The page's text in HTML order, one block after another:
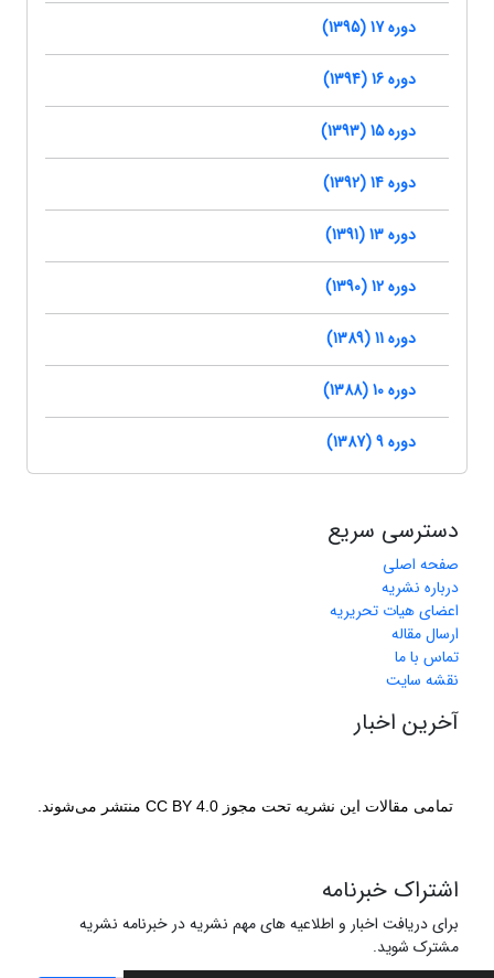
دوره 17 (1395)
دوره 16 (1394)
دوره 15 (1393)
دوره 14 (1392)
دوره 13 (1391)
دوره 12 (1390)
دوره 11 (1389)
دوره 10 (1388)
دوره 9 (1387)
دسترسی سریع
صفحه اصلی
درباره نشریه
اعضای هیات تحریریه
ارسال مقاله
تماس با ما
نقشه سایت
آخرین اخبار
تمامی مقالات این نشریه تحت مجوز CC BY 4.0 منتشر می‌شوند.
اشتراک خبرنامه
برای دریافت اخبار و اطلاعیه های مهم نشریه در خبرنامه نشریه
مشترک شوید.